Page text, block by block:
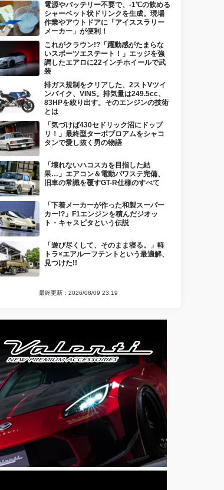
電源やバッテリー不要で、-1℃の飲める
シャーベット状ドリンクを生成。現場
作業やアウトドアに「アイススラリー
メーカー」が便利！
これがクラウン!?「躍動感がたまらな
いスポーツエステート！」エッジを強
調したエアロに22インチホイールで武
装
排ガス規制をクリアした、2ストVツイ
ンバイク、VINS。排気量は249.5cc、
83HPを絞り出す。そのエンジンの技術
とは
「気づけば430セドリック沼にドップ
リ！」最終型ターボブロアムをシャコ
タンで愛し抜く男の物語
「壊れないハコスカを目指した結
果…」エアコン＆電動パワステ完備、
旧車の常識を覆すGT-R仕様のすべて
「下着メーカーが作った和製スーパー
カー!?」F1エンジンを積んだジオッ
ト・キャスピタという伝説
「遊び尽くして、そのまま寝る。」軽
トラ×エアルーフテントという最適解、
見つけた!!
最終更新：2026/08/09 23:19